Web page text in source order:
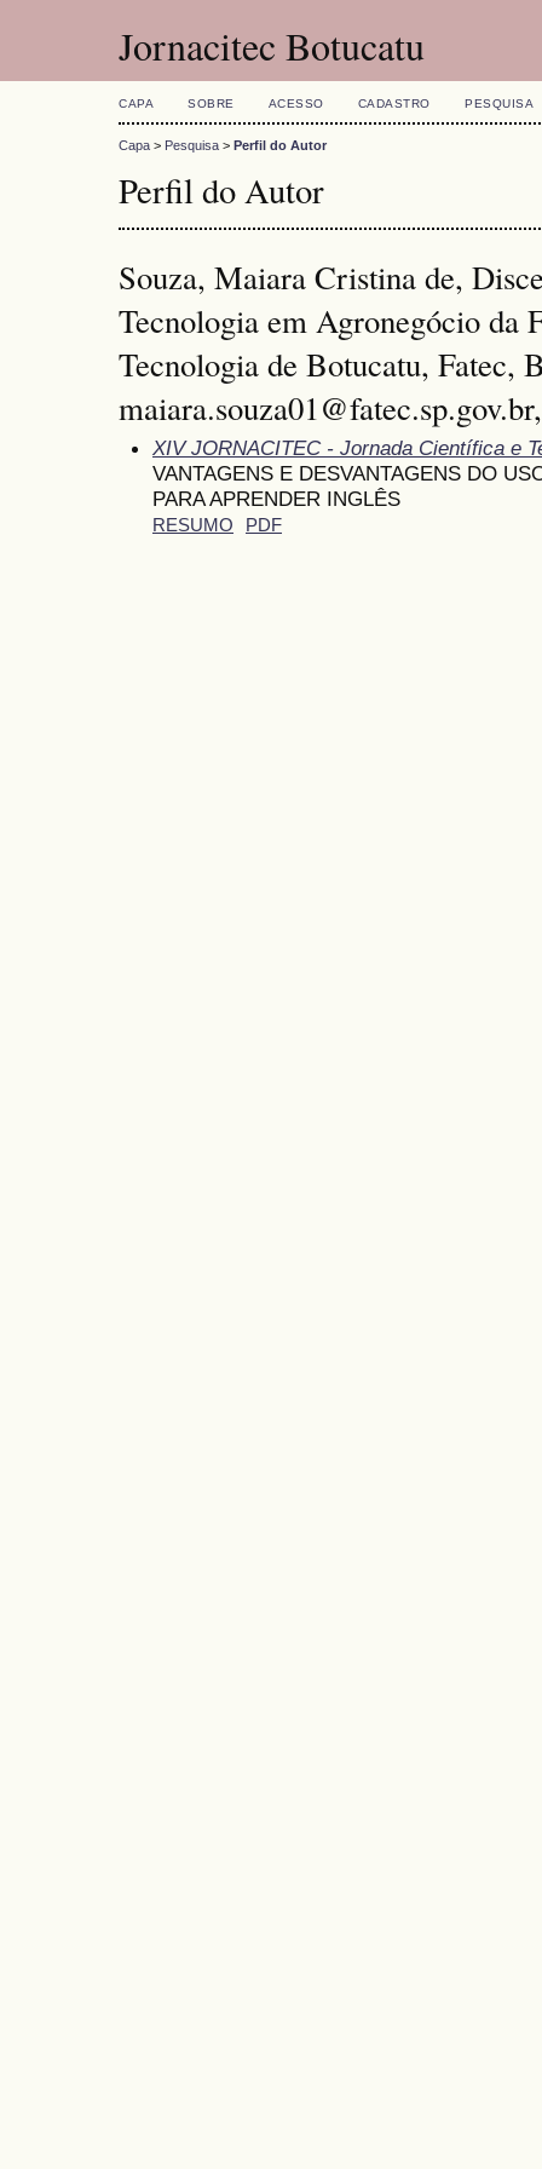
Jornacitec Botucatu
CAPA SOBRE ACESSO CADASTRO PESQUISA
Capa > Pesquisa > Perfil do Autor
Perfil do Autor
Souza, Maiara Cristina de,
Tecnologia em Agronegócio da
Tecnologia de Botucatu, Fatec,
XIV JORNACITEC - Jornada Científica e
VANTAGENS E DESVANTAGENS DO
PARA APRENDER INGLÊS
RESUMO PDF